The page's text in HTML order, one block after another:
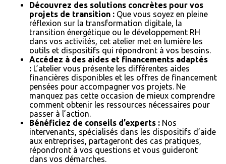
Découvrez des solutions concrètes pour vos
projets de transition : Que vous soyez en pleine
réflexion sur la transformation digitale, la
transition énergétique ou le développement RH
dans vos activités, cet atelier met en lumière les
outils et dispositifs qui répondront à vos besoins.
Accédez à des aides et financements adaptés
: L’atelier vous présente les différentes aides
financières disponibles et les offres de financement
pensées pour accompagner vos projets. Ne
manquez pas cette occasion de mieux comprendre
comment obtenir les ressources nécessaires pour
passer à l’action.
Bénéficiez de conseils d’experts : Nos
intervenants, spécialisés dans les dispositifs d’aide
aux entreprises, partageront des cas pratiques,
répondront à vos questions et vous guideront
dans vos démarches.